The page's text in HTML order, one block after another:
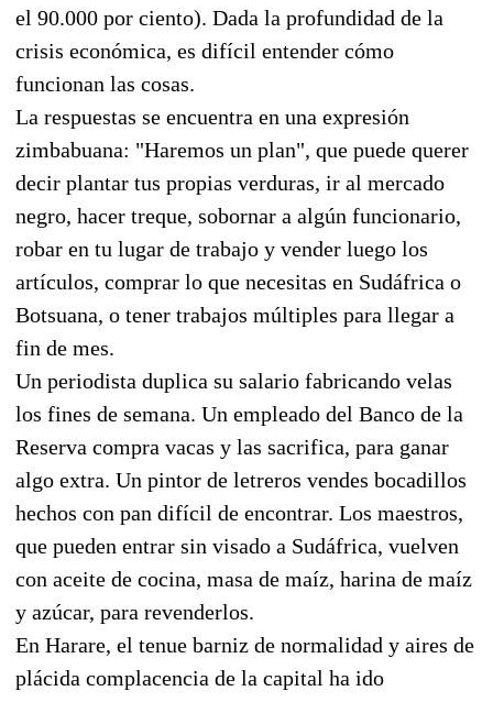
el 90.000 por ciento). Dada la profundidad de la
crisis económica, es difícil entender cómo
funcionan las cosas.
La respuestas se encuentra en una expresión
zimbabuana: "Haremos un plan", que puede querer
decir plantar tus propias verduras, ir al mercado
negro, hacer treque, sobornar a algún funcionario,
robar en tu lugar de trabajo y vender luego los
artículos, comprar lo que necesitas en Sudáfrica o
Botsuana, o tener trabajos múltiples para llegar a
fin de mes.
Un periodista duplica su salario fabricando velas
los fines de semana. Un empleado del Banco de la
Reserva compra vacas y las sacrifica, para ganar
algo extra. Un pintor de letreros vendes bocadillos
hechos con pan difícil de encontrar. Los maestros,
que pueden entrar sin visado a Sudáfrica, vuelven
con aceite de cocina, masa de maíz, harina de maíz
y azúcar, para revenderlos.
En Harare, el tenue barniz de normalidad y aires de
plácida complacencia de la capital ha ido